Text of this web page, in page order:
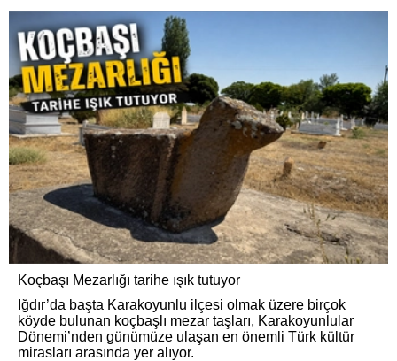
Koçbaşı Mezarlığı tarihe ışık tutuyor
Iğdır’da başta Karakoyunlu ilçesi olmak üzere birçok
köyde bulunan koçbaşlı mezar taşları, Karakoyunlular
Dönemi’nden günümüze ulaşan en önemli Türk kültür
mirasları arasında yer alıyor.